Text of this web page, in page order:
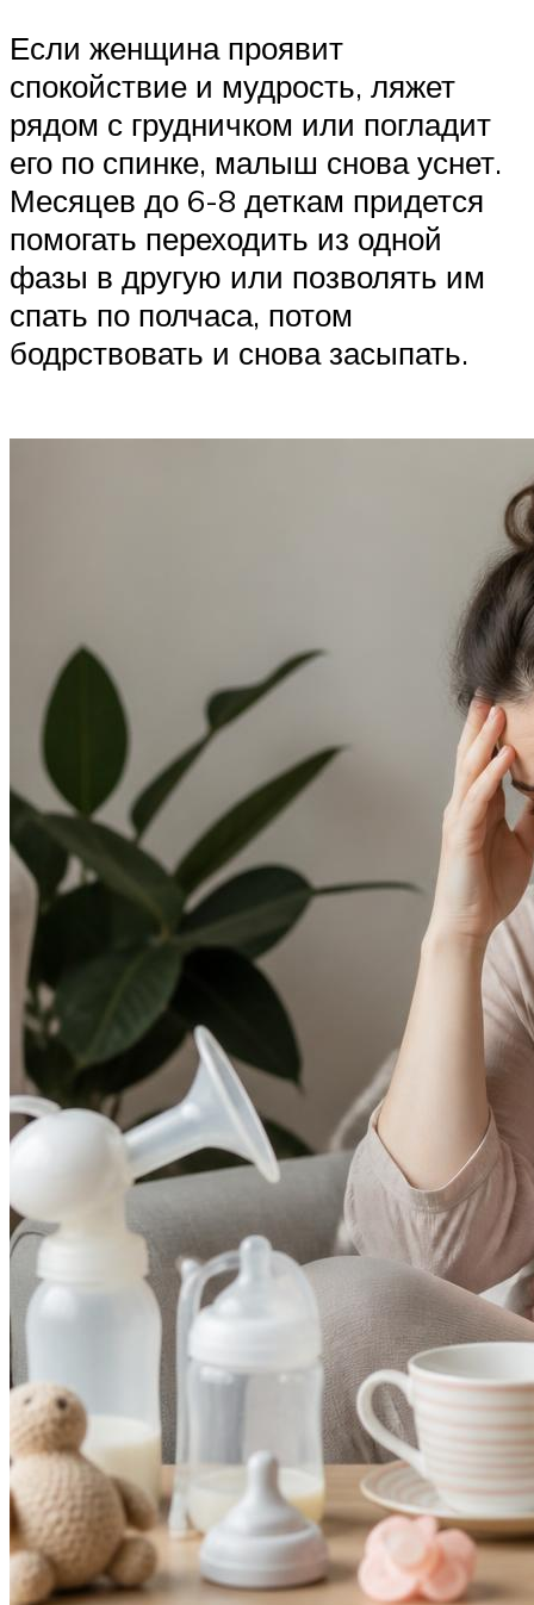
Если женщина проявит
спокойствие и мудрость, ляжет
рядом с грудничком или погладит
его по спинке, малыш снова уснет.
Месяцев до 6-8 деткам придется
помогать переходить из одной
фазы в другую или позволять им
спать по полчаса, потом
бодрствовать и снова засыпать.